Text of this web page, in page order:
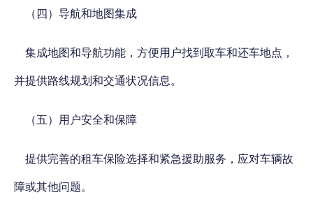
（四）导航和地图集成
集成地图和导航功能，方便用户找到取车和还车地点，
并提供路线规划和交通状况信息。
（五）用户安全和保障
提供完善的租车保险选择和紧急援助服务，应对车辆故
障或其他问题。